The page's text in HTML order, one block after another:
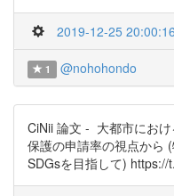
2019-12-25 20:00:16
1 @nohohondo
CiNii 論文 - 大都市にお
保護の申請率の視点から
SDGsを目指して)